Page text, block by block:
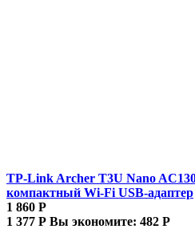
TP-Link Archer T3U Nano
компактный Wi-Fi USB-адаптер
1 860 Р
1 377 Р Вы экономите: 482 Р